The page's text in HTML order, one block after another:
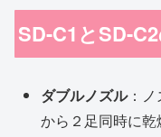
SD-C1とSD-
ダブルノズル：ノ
から２足同時